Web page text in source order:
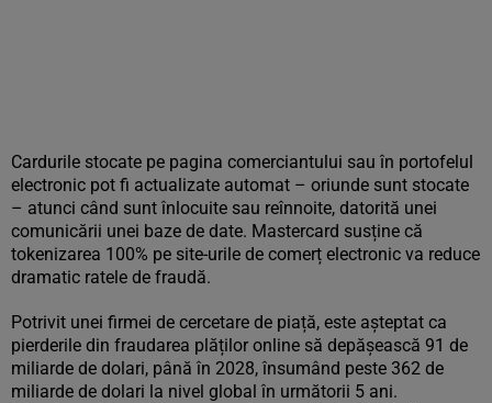
Cardurile stocate pe pagina comerciantului sau în portofelul
electronic pot fi actualizate automat – oriunde sunt stocate
– atunci când sunt înlocuite sau reînnoite, datorită unei
comunicării unei baze de date. Mastercard susține că
tokenizarea 100% pe site-urile de comerț electronic va reduce
dramatic ratele de fraudă.
Potrivit unei firmei de cercetare de piață, este așteptat ca
pierderile din fraudarea plăților online să depășească 91 de
miliarde de dolari, până în 2028, însumând peste 362 de
miliarde de dolari la nivel global în următorii 5 ani.